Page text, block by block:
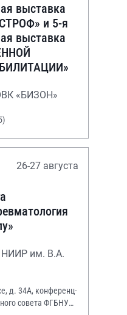
выставка
и 5-я
выставка
«БИЗОН»
26-27 августа
НИИР им. В.А.
д. 34А, конференц-
совета ФГБНУ